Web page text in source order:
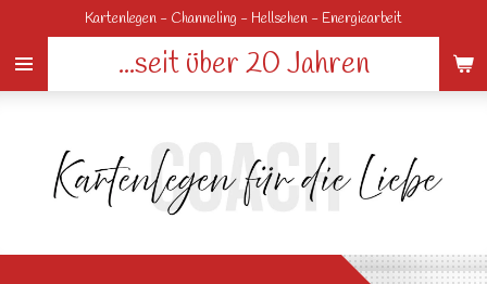
springen
...seit über 20 Jahren
Kartenlegen - Channeling - Hellsehen - Energiearbeit